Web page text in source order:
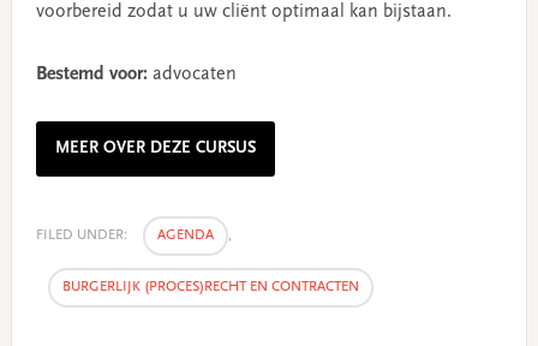
voorbereid zodat u uw cliënt optimaal kan bijstaan.
Bestemd voor:advocaten
MEER OVER DEZE CURSUS
FILED UNDER: AGENDA ,
BURGERLIJK (PROCES)RECHT EN CONTRACTEN